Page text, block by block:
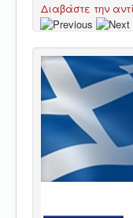
Διαβάστε την